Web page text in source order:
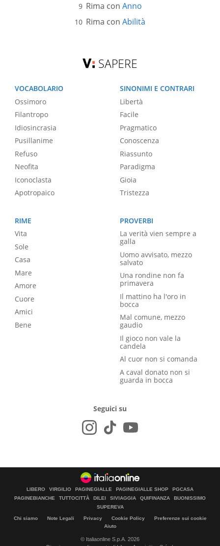
Rima con Anno
Rima con Abilità
SAPERE
VOCABOLARIO
Ossimoro
Filantropo
Idiosincrasia
Pusillanime
Refuso
Neofita
Iconoclasta
Apotropaico
SINONIMI E CONTRARI
Libertà
Facile
Pragmatico
Conoscenza
Riassunto
Paradigma
Gioia
Tristezza
RIME
Vita
Sole
Casa
Mare
Amore
Cuore
Amici
Bene
PROVERBI
La verità vien sempre a
galla
Uomo avvisato, mezzo
salvato
Una rondine non fa
primavera
Il mattino ha l'oro in
bocca
Mal comune, mezzo
gaudio
Il gioco non vale la
candela
Al cuor non si comanda
A caval donato non si
guarda in bocca
Seguici su
LIBERO VIRGILIO PAGINEGIALLE PAGINEGIALLE SHOP
PGCASA
PAGINEBIANCHE
TUTTOCITTÀ DILEI SIVIAGGIA QUIFINANZA
BUONISSIMO
SUPEREVA
Chi siamo Note Legali Privacy Cookie Policy
Preferenze sui cookie
Aiuto
© Italiaonline S.p.A. 2026